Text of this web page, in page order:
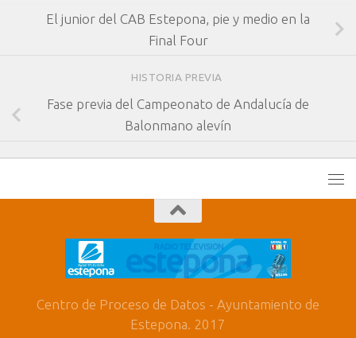
El junior del CAB Estepona, pie y medio en la
Final Four
HISTORIA PREVIA
Fase previa del Campeonato de Andalucía de
Balonmano alevín
Centro de Proceso de Datos - Ayuntamiento de
Estepona. 2017